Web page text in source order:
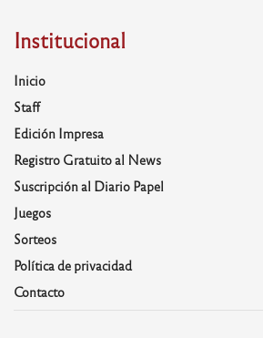
Institucional
Inicio
Staff
Edición Impresa
Registro Gratuito al News
Suscripción al Diario Papel
Juegos
Sorteos
Política de privacidad
Contacto